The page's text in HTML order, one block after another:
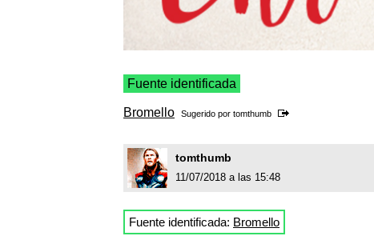
Fuente identificada
Bromello Sugerido por tomthumb
tomthumb
11/07/2018 a las 15:48
Fuente identificada: Bromello